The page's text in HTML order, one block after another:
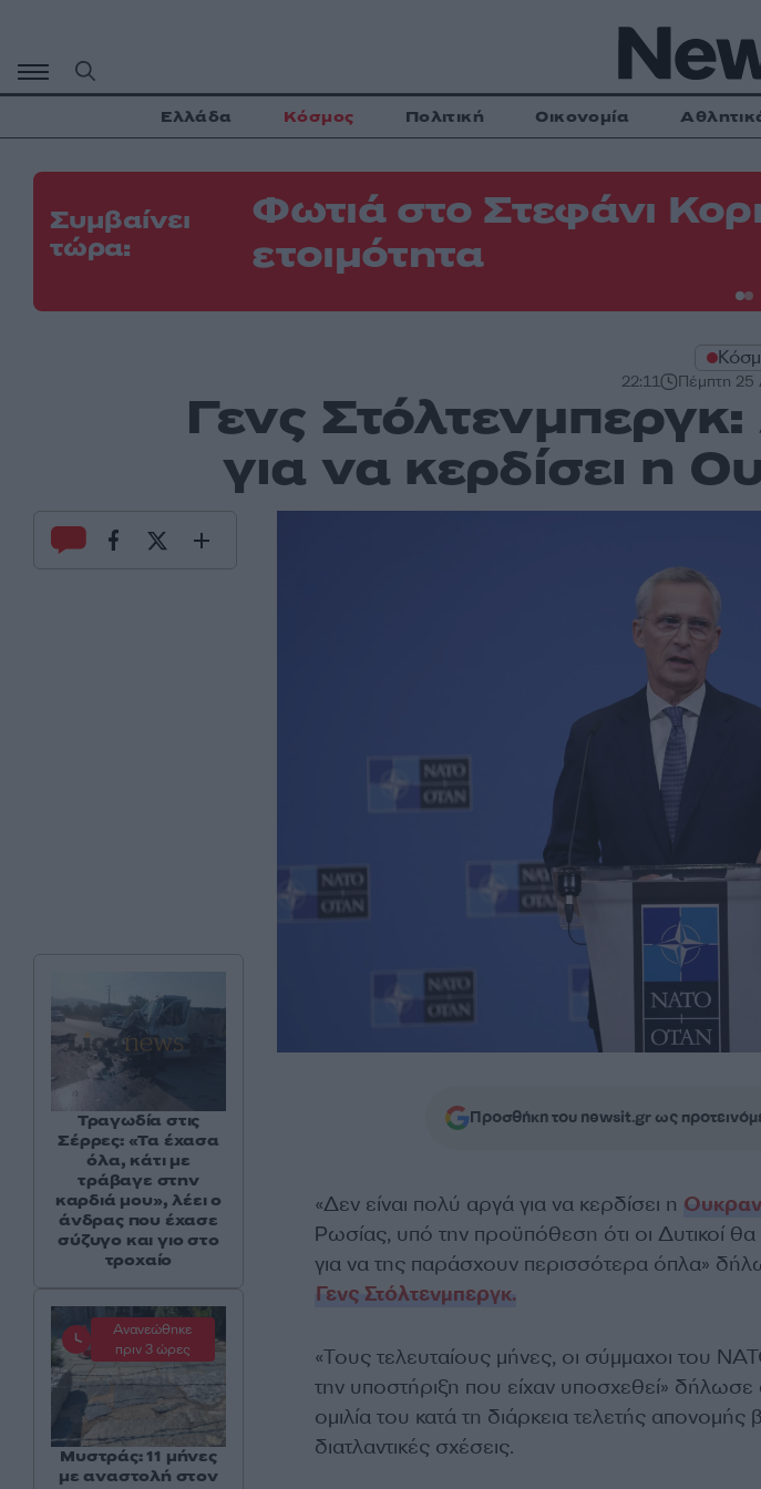
περιεχόμενο
Ελλάδα Κόσμος Πολιτική Οικονομία
Συμβαίνει
τώρα:
Φωτιά στο Στεφάνι
ετοιμότητα
22:11 Πέμπτη 25
Γενς
για να κερδίσει η
Προσθήκη του newsit.gr ως
«Δεν είναι πολύ αργά για να κερδίσει η
Ρωσίας, υπό την προϋπόθεση ότι οι Δυτικοί
για να της παράσχουν περισσότερα όπλα»
Γενς Στόλτενμπεργκ.
«Τους τελευταίους μήνες, οι σύμμαχοι του
την υποστήριξη που είχαν υποσχεθεί»
ομιλία του κατά τη διάρκεια τελετής απονομής
διατλαντικές σχέσεις.
Τραγωδία στις
Σέρρες: «Τα έχασα
όλα, κάτι με
τράβαγε στην
καρδιά μου», λέει ο
άνδρας που έχασε
σύζυγο και γιο στο
τροχαίο
Ανανεώθηκε
πριν 3 ώρες
Μυστράς: 11 μήνες
με αναστολή στον